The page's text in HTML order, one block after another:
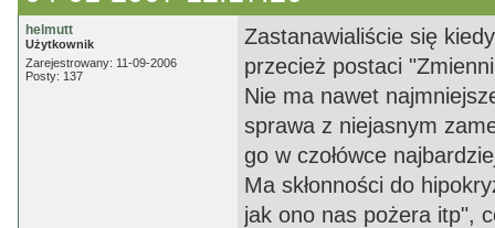
helmutt
Użytkownik
Zarejestrowany: 11-09-2006
Posty: 137
Zastanawialiście się
przecież postaci
Nie ma nawet
sprawa z niejasnym
go w czołówce
Ma skłonności do
jak ono nas pożera itp",